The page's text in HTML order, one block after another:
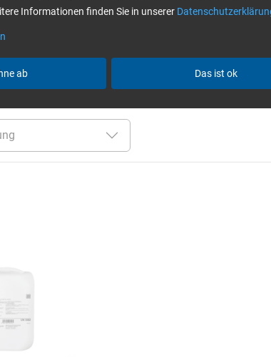
Informationen finden Sie in unserer
ab Das ist ok